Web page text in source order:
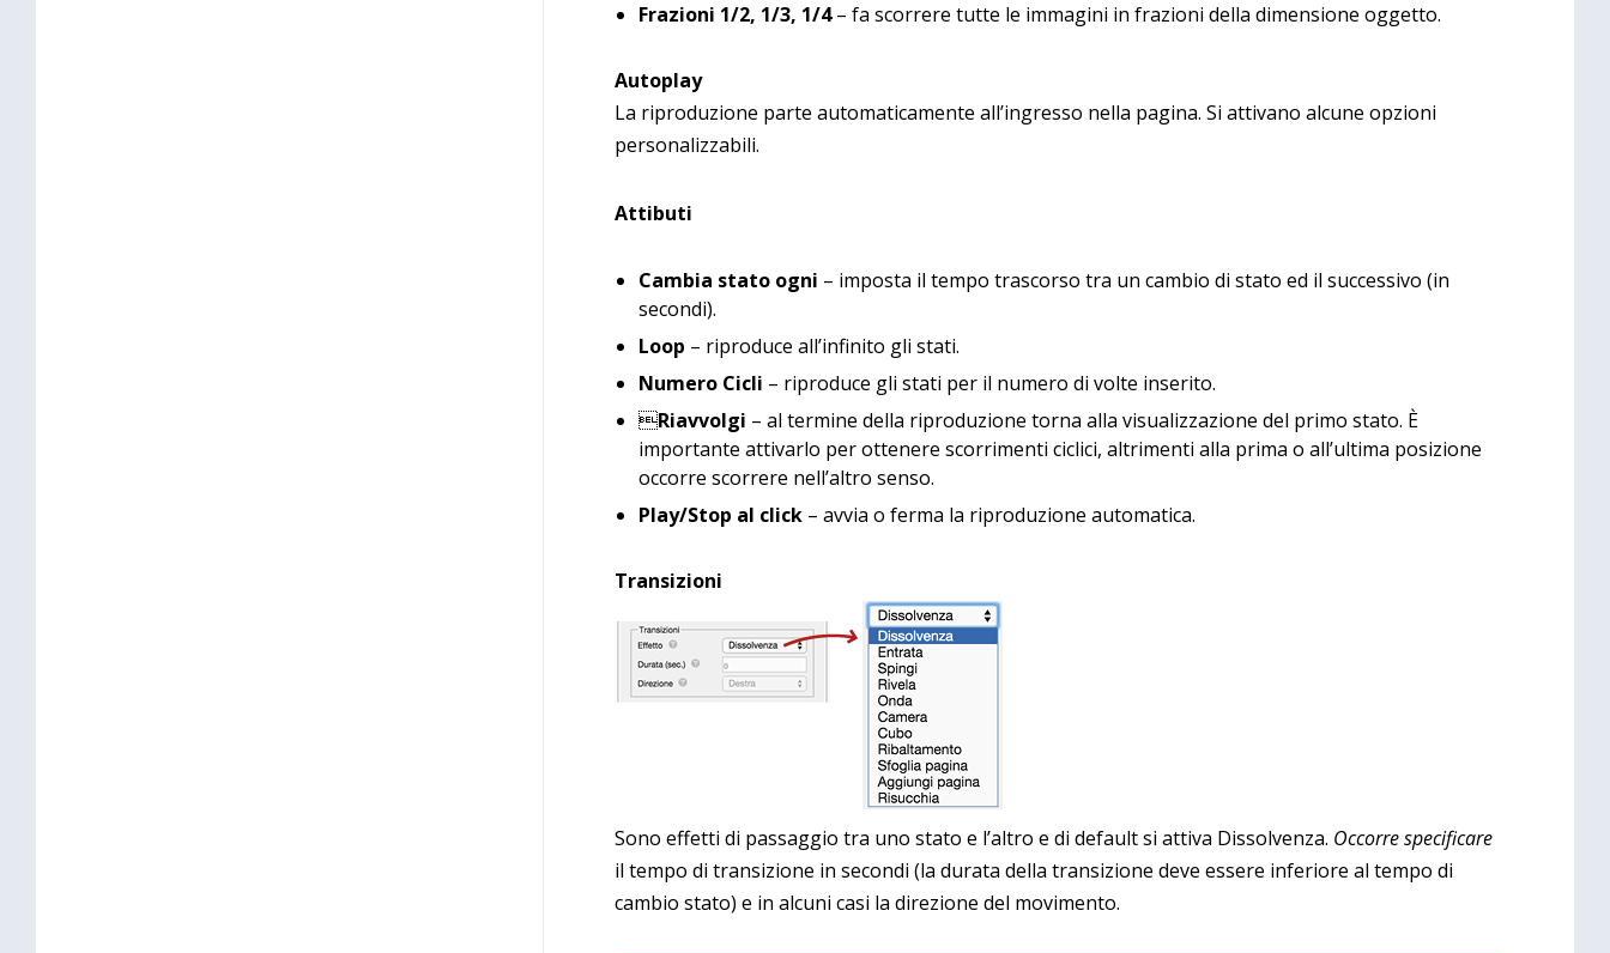
Frazioni 1/2, 1/3, 1/4– fa scorrere tutte le immagini in frazioni della dimensione oggetto.
Autoplay
La riproduzione parte automaticamente all’ingresso nella pagina. Si attivano alcune opzioni
personalizzabili.
Attibuti
Cambia stato ogni – imposta il tempo trascorso tra un cambio di stato ed il successivo (in
secondi).
Loop – riproduce all’infinito gli stati.
Numero Cicli – riproduce gli stati per il numero di volte inserito.
Riavvolgi – al termine della riproduzione torna alla visualizzazione del primo stato. È
importante attivarlo per ottenere scorrimenti ciclici, altrimenti alla prima o all’ultima posizione
occorre scorrere nell’altro senso.
Play/Stop al click– avvia o ferma la riproduzione automatica.
Transizioni
Sono effetti di passaggio tra uno stato e l’altro e di default si attiva Dissolvenza. Occorre specificare
il tempo di transizione in secondi (la durata della transizione deve essere inferiore al tempo di
cambio stato) e in alcuni casi la direzione del movimento.